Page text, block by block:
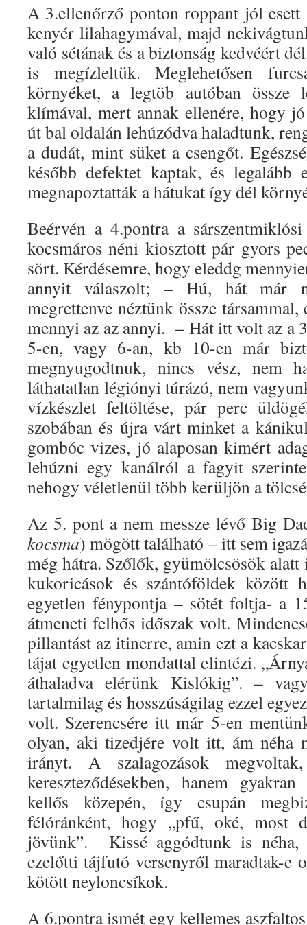
A 3.ellenőrző ponton roppant jól esett
kenyér lilahagymával, majd
való sétának és a biztonság kedvéért
is megízleltük. Meglehetősen
környéket, a legtöb autóban
klímával, mert annak ellenére, hogy
út bal oldalán lehúzódva haladtunk,
a dudát, mint süket a csengőt.
később defektet kaptak, és legalább
megnapoztatták a hátukat így dél
Beérvén a 4.pontra a
kocsmáros néni kiosztott pár gyors
sört. Kérdésemre, hogy eleddg
annyit válaszolt; – Hú, hát már
megrettenve néztünk össze
mennyi az az annyi. – Hát itt volt az a
5-en, vagy 6-an, kb 10-en már
megnyugodtnuk, nincs vész, nem
láthatatlan légiónyi túrázó, nem
vízkészlet feltöltése, pár perc
szobában és újra várt minket a
gombóc vizes, jó alaposan kimért
lehúzni egy kanálról a fagyit
nehogy véletlenül több kerüljön a
Az 5. pont a nem messze lévő Big
kocsma) mögött található – itt sem
még hátra. Szőlők, gyümölcsösök
kukoricások és szántóföldek között
egyetlen fénypontja – sötét foltja- a
átmeneti felhős időszak volt.
pillantást az itinerre, amin ezt a
tájat egyetlen mondattal elintézi.
áthaladva elérünk Kislókig”. –
tartalmilag és hosszúságilag ezzel
volt. Szerencsére itt már 5-en
olyan, aki tizedjére volt itt, ám néha
irányt. A szalagozások
kereszteződésekben, hanem
kellős közepén, így csupán
félóránként, hogy „pfű, oké, most
jövünk”. Kissé aggódtunk is néha,
ezelőtti tájfutó versenyről maradtak-e
kötött neyloncsíkok.
A 6.pontra ismét egy kellemes